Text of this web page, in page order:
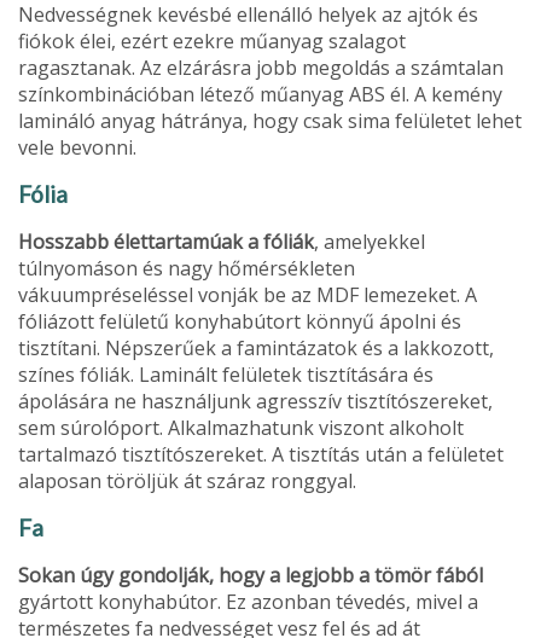
Nedvességnek kevésbé ellenálló helyek az ajtók és
fiókok élei, ezért ezekre műanyag szalagot
ragasztanak. Az elzárásra jobb megoldás a számtalan
színkombinációban létező műanyag ABS él. A kemény
lamináló anyag hátránya, hogy csak sima felületet lehet
vele bevonni.
Fólia
Hosszabb élettartamúak a fóliák, amelyek­kel
túlnyomáson és nagy hőmérsékleten
vákuumpréseléssel vonják be az MDF leme­zeket. A
fóliázott felületű konyhabútort könnyű ápolni és
tisztítani. Népszerűek a famintázatok és a lakkozott,
színes fóliák. Laminált felületek tisztítására és
ápolására ne használjunk agresszív tisztítószereket,
sem súrolóport. Alkalmazhatunk viszont alkoholt
tartalmazó tisztítószereket. A tisztítás után a felületet
alaposan töröljük át száraz ronggyal.
Fa
Sokan úgy gondolják, hogy a legjobb a tömör fából
gyártott konyhabútor. Ez azonban téve­dés, mivel a
természetes fa nedvességet vesz fel és ad át